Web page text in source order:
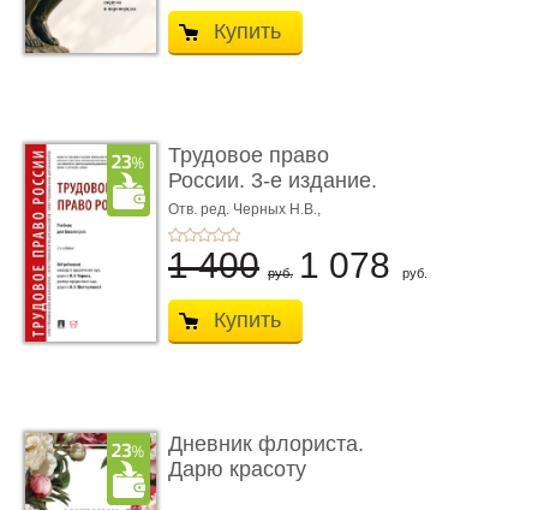
Купить
Трудовое право
России. 3-е издание.
Учебник для ...
Отв. ред. Черных Н.В.,
Шестерякова И.В.
1 400 руб. 1 078 руб.
Купить
Дневник флориста.
Дарю красоту